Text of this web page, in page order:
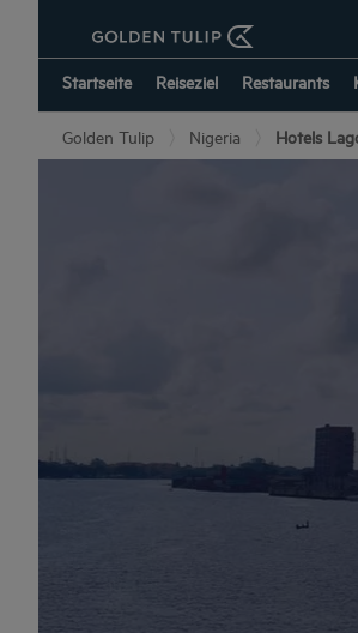
Startseite Reiseziel Restaurants
Golden Tulip Nigeria Hotels